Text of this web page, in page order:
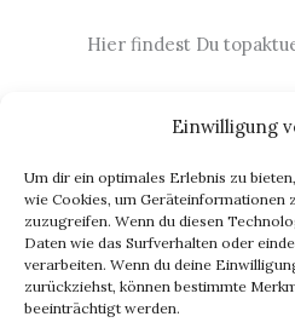
Einwilligung
Um dir ein optimales Erlebnis zu
wie Cookies, um Geräteinformationen
zuzugreifen. Wenn du diesen
Daten wie das Surfverhalten oder
verarbeiten. Wenn du deine
zurückziehst, können bestimmte
beeinträchtigt werden.
Hier findest Du
eu ai